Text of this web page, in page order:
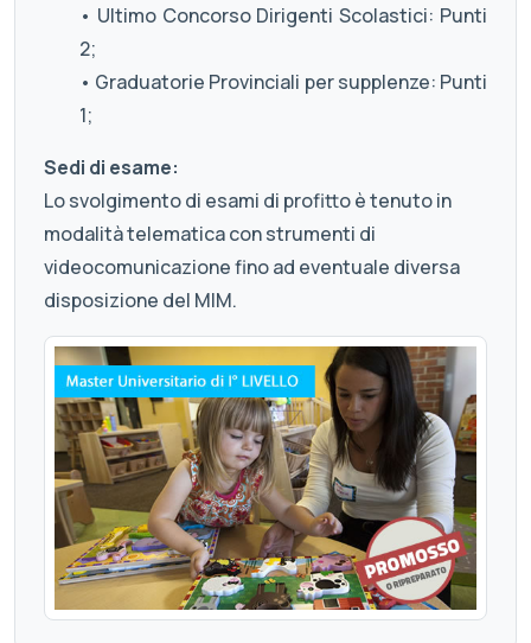
• Ultimo Concorso Dirigenti Scolastici: Punti
2;
• Graduatorie Provinciali per supplenze: Punti
1;
Sedi di esame:
Lo svolgimento di esami di profitto è tenuto in
modalità telematica con strumenti di
videocomunicazione fino ad eventuale diversa
disposizione del MIM.